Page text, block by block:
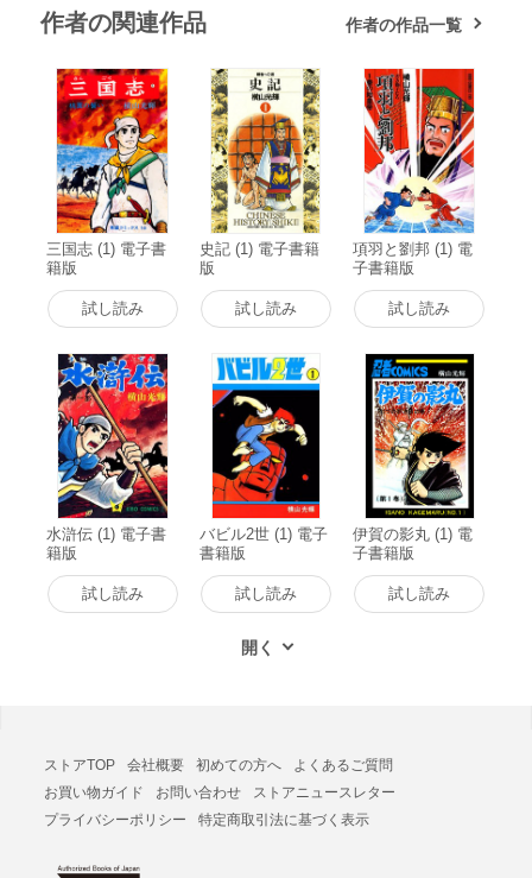
作者の関連作品 作者の作品一覧
三国志 (1) 電子書
籍版
試し読み
史記 (1) 電子書籍
版
試し読み
項羽と劉邦 (1) 電
子書籍版
試し読み
水滸伝 (1) 電子書
籍版
試し読み
バビル2世 (1) 電子
書籍版
試し読み
伊賀の影丸 (1) 電
子書籍版
試し読み
ストアTOP 会社概要 初めての方へ
よくあるご質問
お買い物ガイド
お問い合わせ
ストアニュースレター
プライバシーポリシー
特定商取引法に基づく表示